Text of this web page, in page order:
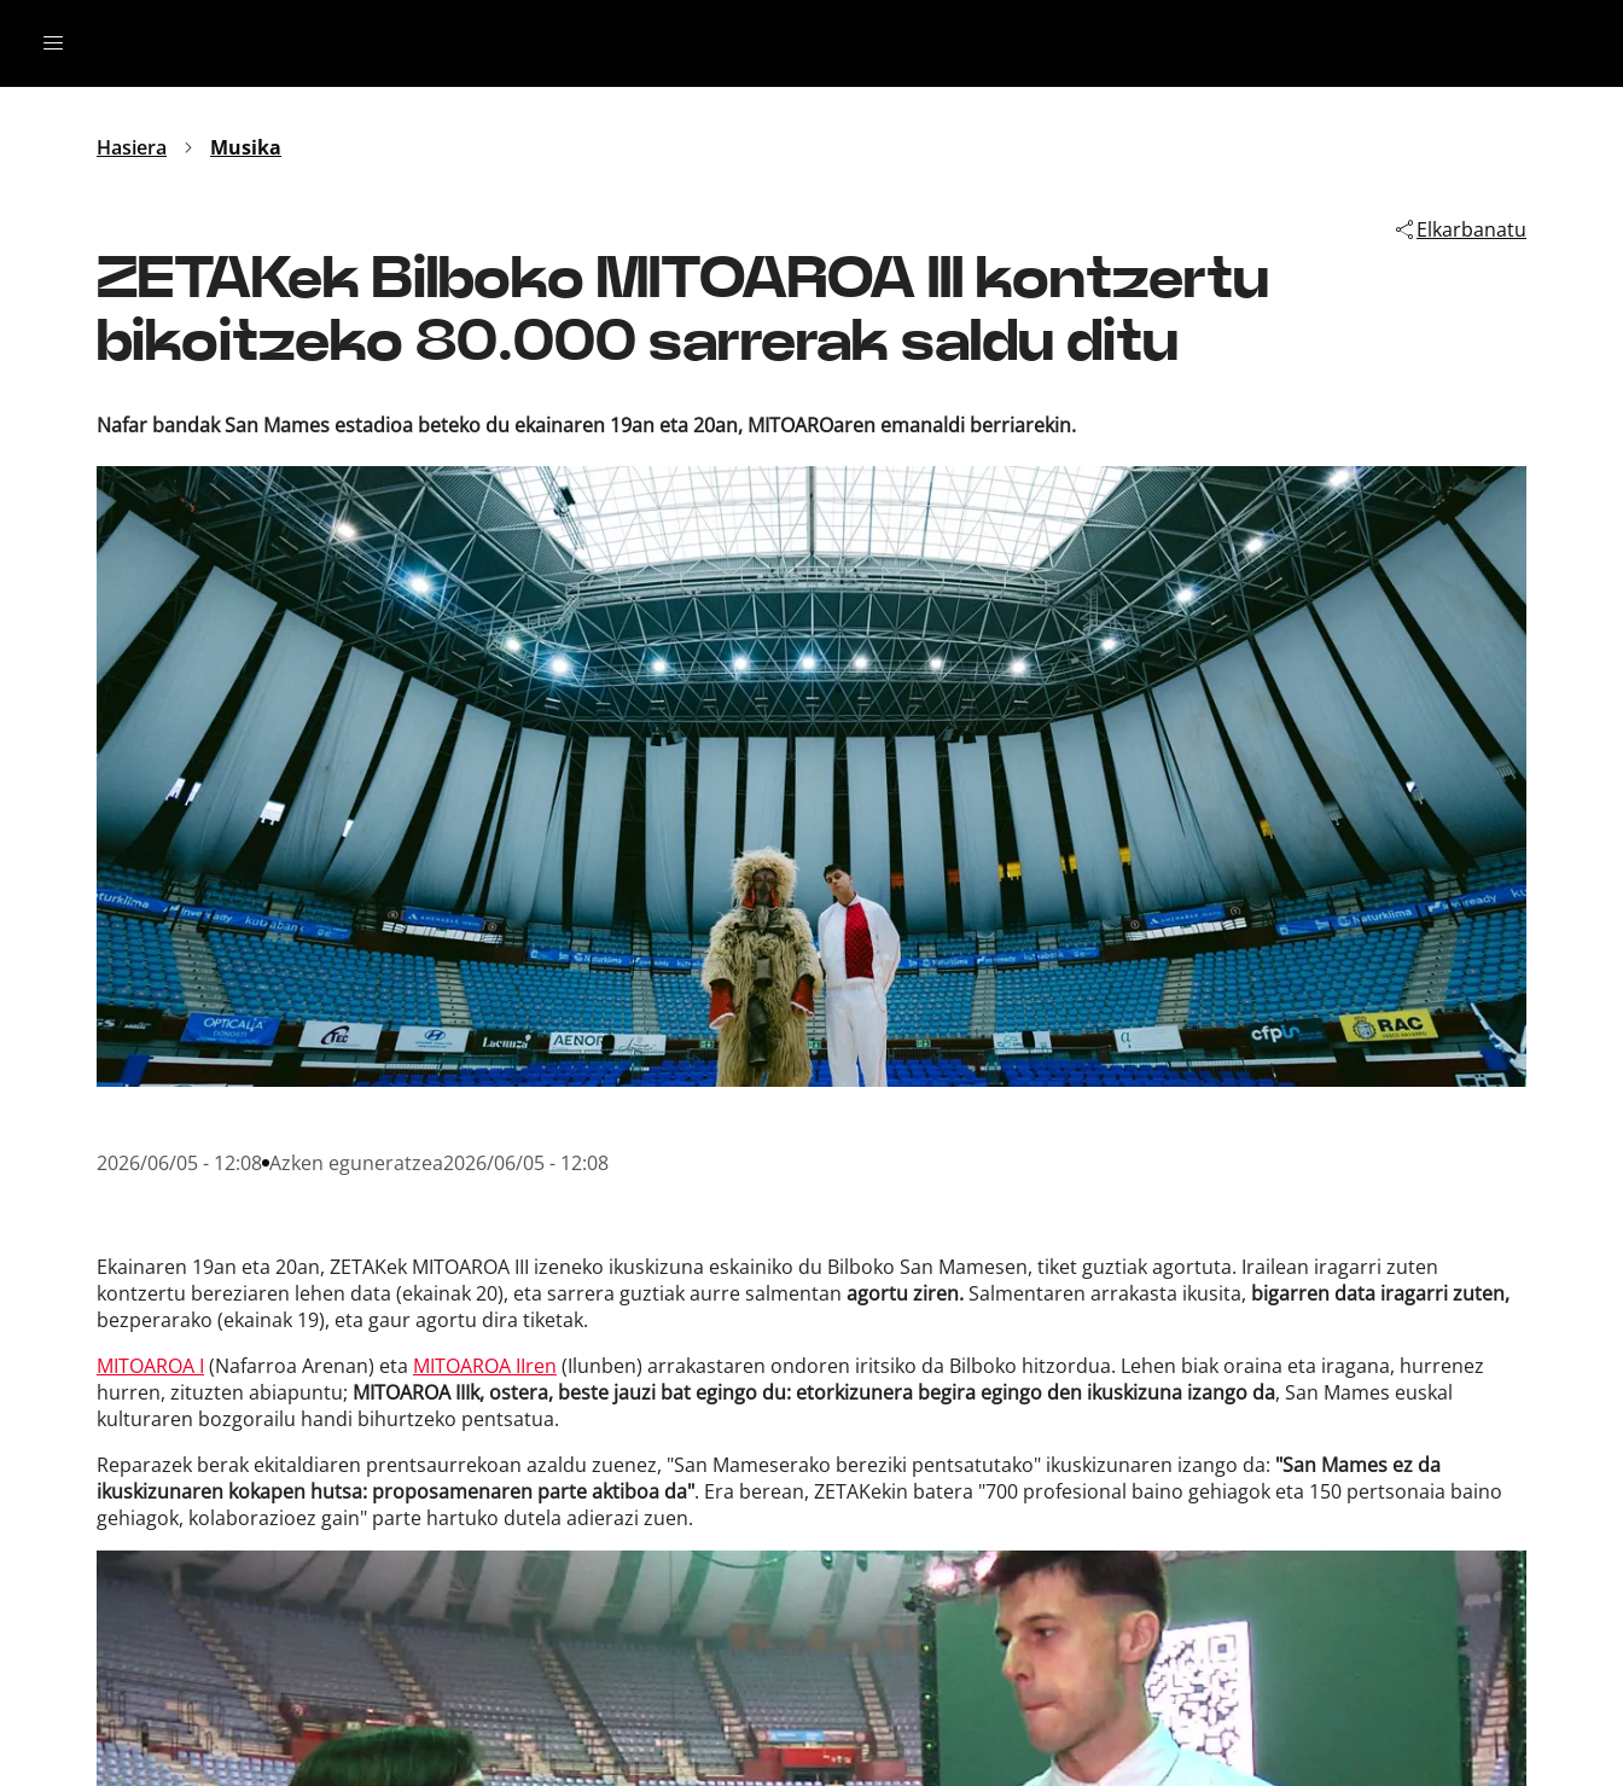
Hasiera Musika
Elkarbanatu
ZETAKek Bilboko MITOAROA III kontzertu
bikoitzeko 80.000 sarrerak saldu ditu
Nafar bandak San Mames estadioa beteko du ekainaren 19an eta 20an, MITOAROaren emanaldi berriarekin.
2026/06/05 - 12:08 Azken eguneratzea2026/06/05 - 12:08
Ekainaren 19an eta 20an, ZETAKek MITOAROA III izeneko ikuskizuna eskainiko du Bilboko San Mamesen, tiket guztiak agortuta. Irailean iragarri zuten
kontzertu bereziaren lehen data (ekainak 20), eta sarrera guztiak aurre salmentan agortu ziren.Salmentaren arrakasta ikusita, bigarren data iragarri zuten,
bezperarako (ekainak 19), eta gaur agortu dira tiketak.
MITOAROA I (Nafarroa Arenan) eta MITOAROA IIren (Ilunben) arrakastaren ondoren iritsiko da Bilboko hitzordua. Lehen biak oraina eta iragana, hurrenez
hurren, zituzten abiapuntu; MITOAROA IIIk, ostera, beste jauzi bat egingo du: etorkizunera begira egingo den ikuskizuna izango da, San Mames euskal
kulturaren bozgorailu handi bihurtzeko pentsatua.
Reparazek berak ekitaldiaren prentsaurrekoan azaldu zuenez, "San Mameserako bereziki pentsatutako" ikuskizunaren izango da: "San Mames ez da
ikuskizunaren kokapen hutsa: proposamenaren parte aktiboa da". Era berean, ZETAKekin batera "700 profesional baino gehiagok eta 150 pertsonaia baino
gehiagok, kolaborazioez gain" parte hartuko dutela adierazi zuen.